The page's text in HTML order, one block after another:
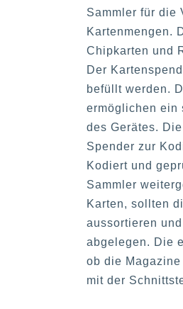
Sammler für die
Kartenmengen.
Chipkarten und
Der
befüllt werden.
ermöglichen ein
des Gerätes.
Spender zur
Kodiert und
Sammler
Karten, sollten
aussortieren
abgelegen. Die
ob die
mit der